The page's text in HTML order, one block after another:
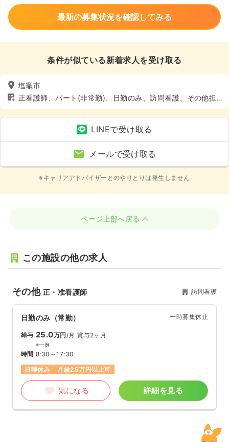
最新の募集状況を確認してみる
条件が似ている新着求人を受け取る
塩竈市
正看護師、パート(非常勤)、日勤のみ、訪問看護、その他担
当業務
LINEで受け取る
メールで受け取る
※キャリアアドバイザーとのやりとりは発生しません
ページ上部へ戻る
この施設の他の求人
その他 正・准看護師 訪問看護
日勤のみ（常勤） 一時募集休止
給与 25.0万円/月 賞与2ヶ月
※一例
時間 8:30～17:30
日曜休み
月給25万円以上可
気になる 詳細を見る